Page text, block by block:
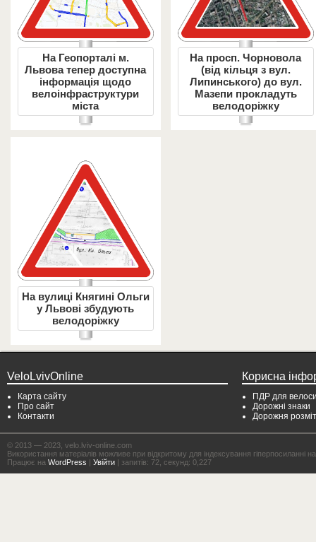
На Геопорталі м.
Львова тепер доступна
інформація щодо
велоінфраструктури
міста
На просп. Чорновола
(від кільця з вул.
Липинського) до вул.
Мазепи прокладуть
велодоріжку
На вулиці Княгині Ольги
у Львові збудують
велодоріжку
VeloLvivOnline
Карта сайту
Про сайт
Контакти
Корисна
ПДР для
Дорожні знаки
Дорожня
© 2013 — 2023, velo.lviv-online.com
Використання матеріалів можливе при відкритому для індексування гіперпосиланні
Працює на WordPress | Увійти | запитів: 72, секунд: 0,227